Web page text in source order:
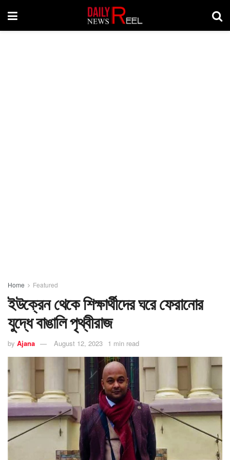
Home Featured
ইউক্রেন থেকে শিক্ষার্থীদের ঘরে ফেরানোর
যুদ্ধে বাঙালি পৃথ্বীরাজ
by Ajana August 12, 2023 1 min read